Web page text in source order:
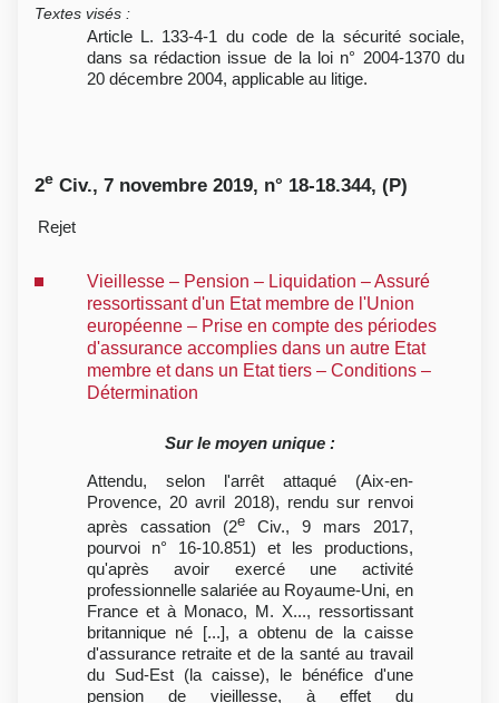
Textes visés :
Article L. 133-4-1 du code de la sécurité sociale,
dans sa rédaction issue de la loi n° 2004-1370 du
20 décembre 2004, applicable au litige.
2e Civ., 7 novembre 2019, n° 18-18.344, (P)
Rejet
Vieillesse – Pension – Liquidation – Assuré
ressortissant d'un Etat membre de l'Union
européenne – Prise en compte des périodes
d'assurance accomplies dans un autre Etat
membre et dans un Etat tiers – Conditions –
Détermination
Sur le moyen unique :
Attendu, selon l'arrêt attaqué (Aix-en-
Provence, 20 avril 2018), rendu sur renvoi
après cassation (2eCiv., 9 mars 2017,
pourvoi n° 16-10.851) et les productions,
qu'après avoir exercé une activité
professionnelle salariée au Royaume-Uni, en
France et à Monaco, M. X..., ressortissant
britannique né [...], a obtenu de la caisse
d'assurance retraite et de la santé au travail
du Sud-Est (la caisse), le bénéfice d'une
pension de vieillesse, à effet du